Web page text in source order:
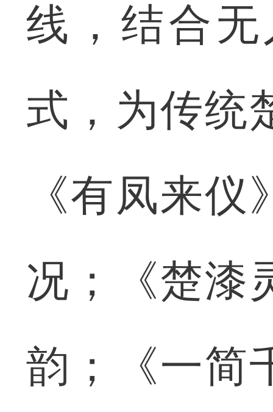
线，结合
式，为传统
《有凤来
况；《楚漆
韵；《一简